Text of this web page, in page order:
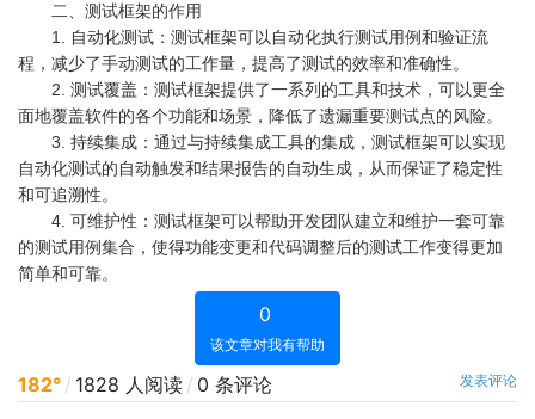
二、测试框架的作用
1. 自动化测试：测试框架可以自动化执行测试用例和验证流
程，减少了手动测试的工作量，提高了测试的效率和准确性。
2. 测试覆盖：测试框架提供了一系列的工具和技术，可以更全
面地覆盖软件的各个功能和场景，降低了遗漏重要测试点的风险。
3. 持续集成：通过与持续集成工具的集成，测试框架可以实现
自动化测试的自动触发和结果报告的自动生成，从而保证了稳定性
和可追溯性。
4. 可维护性：测试框架可以帮助开发团队建立和维护一套可靠
的测试用例集合，使得功能变更和代码调整后的测试工作变得更加
简单和可靠。
0
该文章对我有帮助
182° / 1828 人阅读 / 0 条评论 发表评论